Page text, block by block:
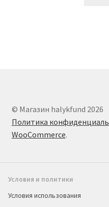
© Магазин halykfund 2026
Политика
WooCommerce.
Условия и политики
Условия использования